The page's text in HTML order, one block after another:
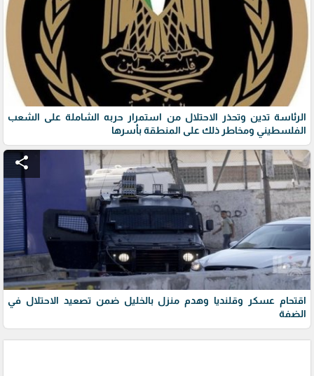
الرئاسة تدين وتحذر الاحتلال من استمرار حربه الشاملة على الشعب
الفلسطيني ومخاطر ذلك على المنطقة بأسرها
share
اقتحام عسكر وقلنديا وهدم منزل بالخليل ضمن تصعيد الاحتلال في
الضفة